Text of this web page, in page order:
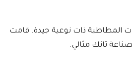
المطاطية ذات نوعية جيدة. قامت